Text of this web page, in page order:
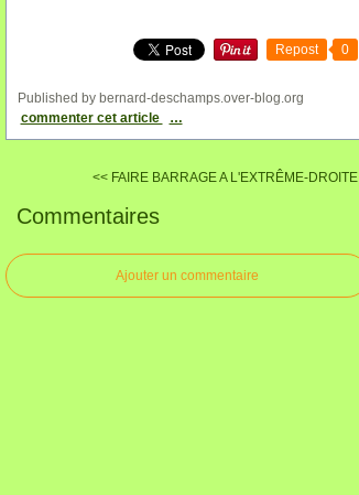
Repost 0
Published by bernard-deschamps.over-blog.org
commenter cet article
…
<< FAIRE BARRAGE A L'EXTRÊME-DROITE
Commentaires
Ajouter un commentaire